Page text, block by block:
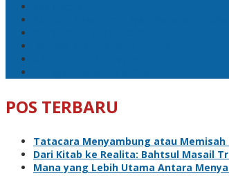
POS TERBARU
Tatacara Menyambung atau Memisah
Dari Kitab ke Realita: Bahtsul Masail
Mana yang Lebih Utama Antara